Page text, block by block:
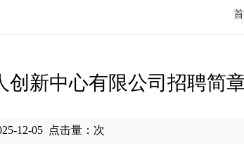
创新中心有限公司招聘简
12-05 点击量： 次